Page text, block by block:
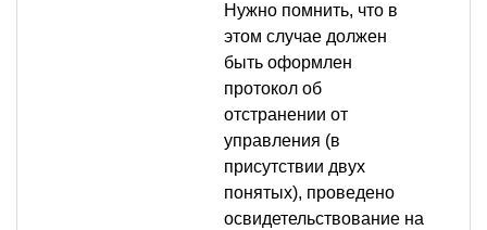
Нужно помнить, что в
этом случае должен
быть оформлен
протокол об
отстранении от
управления (в
присутствии двух
понятых), проведено
освидетельствование на